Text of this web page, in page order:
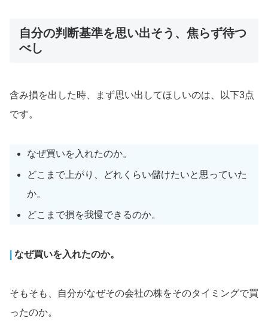
自分の判断基準を思い出そう、焦らず待つ
べし
含み損を出した時、まず思い出してほしいのは、以下3点
です。
なぜ買いを入れたのか。
どこまで上がり、どれくらい儲けたいと思っていた
か。
どこまで損を我慢できるのか。
なぜ買いを入れたのか。
そもそも、自分がなぜその会社の株をそのタイミングで買
ったのか。